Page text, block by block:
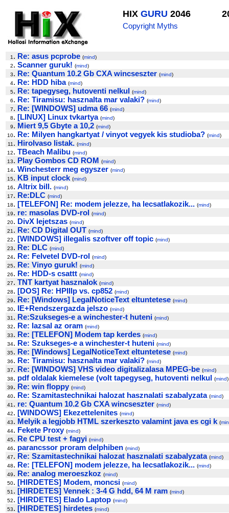
HIX GURU 2046
Copyright Myths
1 . Re: asus pcprobe (mind)
2. Scanner guruk! (mind)
3. Re: Quantum 10.2 Gb CXA wincseszter (mind)
4. Re: HDD hiba (mind)
5. Re: tapegyseg, hutoventi nelkul (mind)
6. Re: Tiramisu: hasznalta mar valaki? (mind)
7. Re: [WINDOWS] udma 66 (mind)
8. [LINUX] Linux tvkartya (mind)
9. Miert 9,5 Gbyte a 10,2 (mind)
10. Re: Milyen hangkartyat / vinyot vegyek kis studioba? (mind)
11 . Hirolvaso listak. (mind)
12. TBeach Malibu (mind)
13. Play Gombos CD ROM (mind)
14. Winchesterr meg egyszer (mind)
15. KB input clock (mind)
16. Altrix bill. (mind)
17. Re:DLC (mind)
18. [TELEFON] Re: modem jelezze, ha lecsatlakozik... (mind)
19. re: masolas DVD-rol (mind)
20. DivX lejetszas (mind)
21 . Re: CD Digital OUT (mind)
22. [WINDOWS] illegalis szoftver off topic (mind)
23. Re: DLC (mind)
24. Re: Felvetel DVD-rol (mind)
25. Re: Vinyo guruk! (mind)
26. Re: HDD-s csattt (mind)
27. TNT kartyat hasznalok (mind)
28. [DOS] Re: HPIIIp vs. cp852 (mind)
29. Re: [Windows] LegalNoticeText eltuntetese (mind)
30. IE+Rendszergazda jelszo (mind)
31 . Re:Szukseges-e a winchester-t huteni (mind)
32. Re: lazsal az oram (mind)
33. Re: [TELEFON] Modem tap kerdes (mind)
34. Re: Szukseges-e a winchester-t huteni (mind)
35. Re: [Windows] LegalNoticeText eltuntetese (mind)
36. Re: Tiramisu: hasznalta mar valaki? (mind)
37. Re: [WINDOWS] VHS video digitalizalasa MPEG-be (mind)
38. pdf oldalak kiemelese (volt tapegyseg, hutoventi nelkul (mind)
39. Re: win floppy (mind)
40. Re: Szamitastechnikai halozat hasznalati szabalyzata (mind)
41 . re: Quantum 10.2 Gb CXA wincseszter (mind)
42. [WINDOWS] Ekezettelenites (mind)
43. Melyik a legjobb HTML szerkeszto valamint java es cgi k (
44. Fekete Proxy (mind)
45. Re CPU test + fagyi (mind)
46. parancssor proram delphiben (mind)
47. Re: Szamitastechnikai halozat hasznalati szabalyzata (mind)
48. Re: [TELEFON] modem jelezze, ha lecsatlakozik... (mind)
49. Re: analog meroeszkoz (mind)
50. [HIRDETES] Modem, moncsi (mind)
51 . [HIRDETES] Vennek : 3-4 G hdd, 64 M ram (mind)
52. [HIRDETES] Elado Laptop (mind)
53. [HIRDETES] hirdetes (mind)